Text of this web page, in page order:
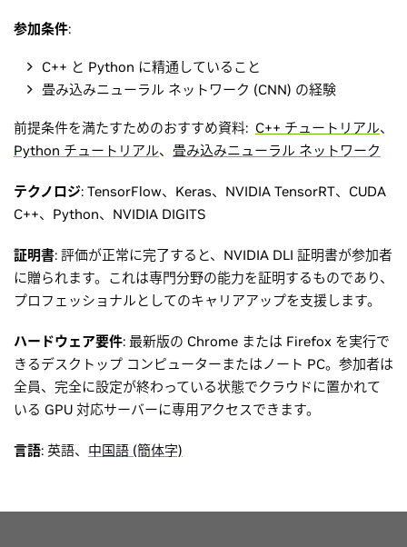
参加条件:
C++ と Python に精通していること
畳み込みニューラル ネットワーク (CNN) の経験
前提条件を満たすためのおすすめ資料: C++ チュートリアル、
Python チュートリアル、 畳み込みニューラル ネットワーク
テクノロジ: TensorFlow、Keras、NVIDIA TensorRT、CUDA
C++、Python、NVIDIA DIGITS
証明書: 評価が正常に完了すると、NVIDIA DLI 証明書が参加者
に贈られます。これは専門分野の能力を証明するものであり、
プロフェッショナルとしてのキャリアアップを支援します。
ハードウェア要件: 最新版の Chrome または Firefox を実行で
きるデスクトップ コンピューターまたはノート PC。参加者は
全員、完全に設定が終わっている状態でクラウドに置かれて
いる GPU 対応サーバーに専用アクセスできます。
言語: 英語、 中国語 (簡体字)